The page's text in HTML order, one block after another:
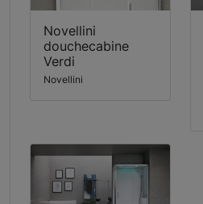
Novellini
douchecabine
Verdi
Novellini